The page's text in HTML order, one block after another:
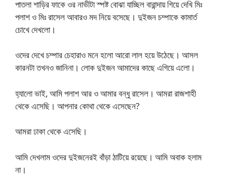
পাতলা শাড়ির ফাকে ওর নাভীটা স্পষ্ট বোঝা যাচ্ছিল বারান্দায় গিয়ে দেখি মিঃ
পলাশ ও মিঃ রাসেল আবারও মদ নিয়ে বসেছে। দুইজন চম্পাকে কামার্ত
চোখে দেখলো।
ওদের দেখে চম্পার চেহারাও মনে হলো আরো লাল হয়ে উঠেছে। আসল
কারনটা তখনও জানিনা। লোক দুইজন আমাদের কাছে এগিয়ে এলো।
হ্যালো ভাই, আমি পলাশ আর ও আমার বন্ধু রাসেল। আমরা রাজশাহী
থেকে এসেছি। আপনার কোথা থেকে এসেছেন?
আমরা ঢাকা থেকে এসেছি।
আমি দেখলাম ওদের দুইজনেরই বাঁড়া ঠাটিয়ে রয়েছে। আমি অবাক হলাম
না।